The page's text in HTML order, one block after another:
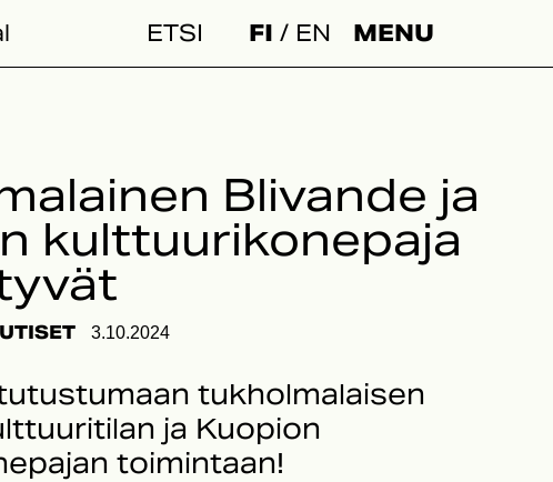
FI EN MENU
Blivande ja
kulttuurikonepaja
3.10.2024
tukholmalaisen
ja Kuopion
toimintaan!